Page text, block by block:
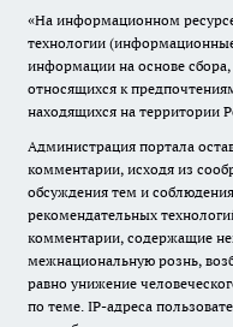
«На информационном
технологии
информации на основе
относящихся к
находящихся на территории
Администрация портала
комментарии, исходя из
обсуждения тем и
рекомендательных
комментарии, содержащие
межнациональную рознь,
равно унижение
по теме. IP-адреса